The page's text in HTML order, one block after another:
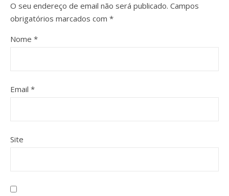
O seu endereço de email não será publicado. Campos
obrigatórios marcados com *
Nome *
Email *
Site